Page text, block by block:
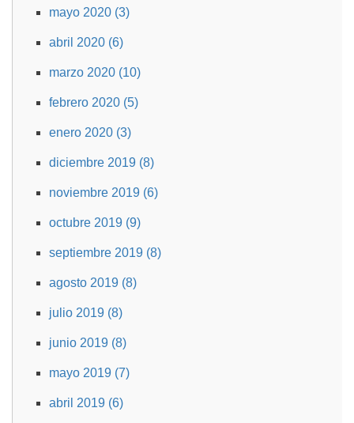
mayo 2020 (3)
abril 2020 (6)
marzo 2020 (10)
febrero 2020 (5)
enero 2020 (3)
diciembre 2019 (8)
noviembre 2019 (6)
octubre 2019 (9)
septiembre 2019 (8)
agosto 2019 (8)
julio 2019 (8)
junio 2019 (8)
mayo 2019 (7)
abril 2019 (6)